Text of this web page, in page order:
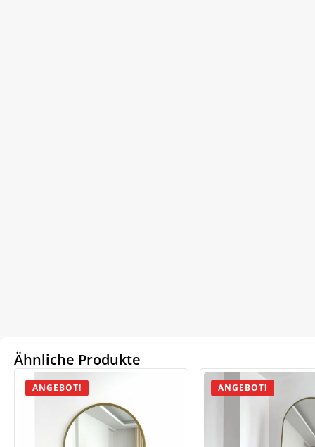
Ähnliche Produkte
ANGEBOT! ANGEBOT!